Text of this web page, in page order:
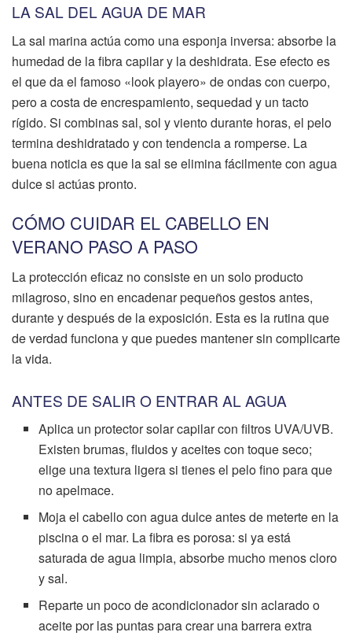
LA SAL DEL AGUA DE MAR
La sal marina actúa como una esponja inversa: absorbe la
humedad de la fibra capilar y la deshidrata. Ese efecto es
el que da el famoso «look playero» de ondas con cuerpo,
pero a costa de encrespamiento, sequedad y un tacto
rígido. Si combinas sal, sol y viento durante horas, el pelo
termina deshidratado y con tendencia a romperse. La
buena noticia es que la sal se elimina fácilmente con agua
dulce si actúas pronto.
CÓMO CUIDAR EL CABELLO EN
VERANO PASO A PASO
La protección eficaz no consiste en un solo producto
milagroso, sino en encadenar pequeños gestos antes,
durante y después de la exposición. Esta es la rutina que
de verdad funciona y que puedes mantener sin complicarte
la vida.
ANTES DE SALIR O ENTRAR AL AGUA
Aplica un protector solar capilar con filtros UVA/UVB.
Existen brumas, fluidos y aceites con toque seco;
elige una textura ligera si tienes el pelo fino para que
no apelmace.
Moja el cabello con agua dulce antes de meterte en la
piscina o el mar. La fibra es porosa: si ya está
saturada de agua limpia, absorbe mucho menos cloro
y sal.
Reparte un poco de acondicionador sin aclarado o
aceite por las puntas para crear una barrera extra